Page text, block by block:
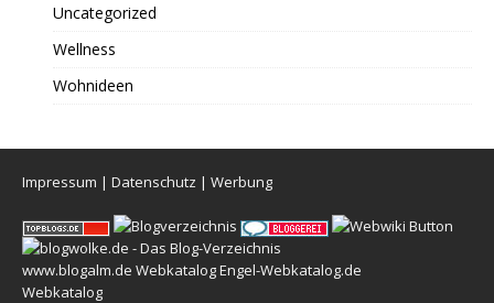
Uncategorized
Wellness
Wohnideen
Impressum | Datenschutz | Werbung
www.blogalm.de WebkatalogEngel-Webkatalog.de
Webkatalog